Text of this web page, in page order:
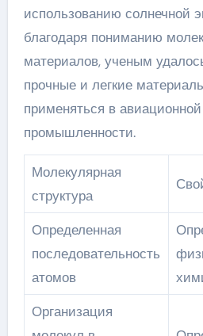
использованию солнечной
благодаря пониманию
материалов, ученым
прочные и легкие
применяться в
промышленности.
Молекулярная
структура
Определенная
последовательность
атомов
Организация